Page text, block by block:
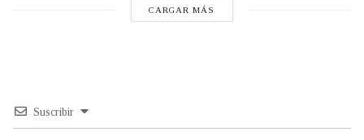
CARGAR MÁS
Suscribir